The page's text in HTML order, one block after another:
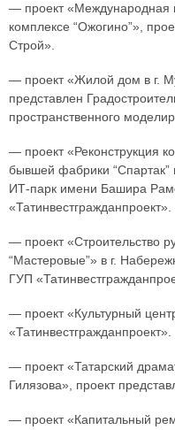
— проект «Международная
комплексе “Ожогино”»,
Строй».
— проект «Жилой дом в г.
представлен
пространственного
— проект «Реконструкция
бывшей фабрики “Спартак”
ИТ-парк имени Башира
«Татинвестгражданпроект».
— проект «Строительство
“Мастеровые”» в г.
ГУП
— проект «Культурный
«Татинвестгражданпроект».
— проект «Татарский
Гилязова», проект
— проект «Капитальный